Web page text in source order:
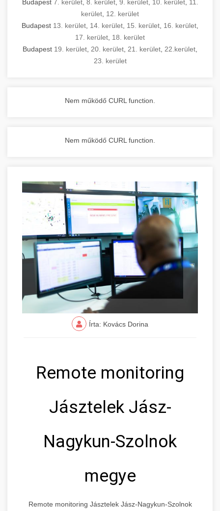
Budapest 7. kerület, 8. kerület, 9. kerület, 10. kerület, 11.
kerület 12. kerület
Budapest 13. kerület 14. kerület 15. kerület 16. kerület
17. kerület 18. kerület
Budapest 19. kerület 20. kerület 21. kerület 22.kerület
23. kerület
Nem működő CURL function.
Nem működő CURL function.
Írta: Kovács Dorina
Remote monitoring
Jásztelek Jász-
Nagykun-Szolnok
megye
Remote monitoring Jásztelek Jász-Nagykun-Szolnok